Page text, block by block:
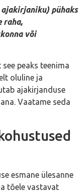
ajakirjaniku) pühaks
raha,
või
peaks teenima
oluline ja
ajakirjanduse
Vaatame seda
esmane ülesanne
tõele vastavat